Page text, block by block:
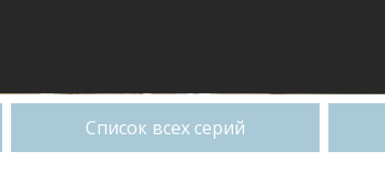
Список всех серий